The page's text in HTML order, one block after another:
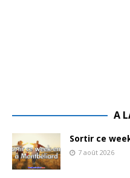
A
Sortir ce
7 août 2026